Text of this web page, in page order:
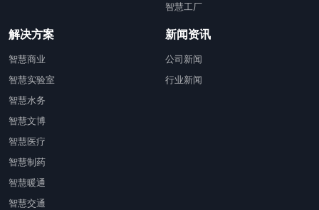
智慧工厂
解决方案
智慧商业
智慧实验室
智慧水务
智慧文博
智慧医疗
智慧制药
智慧暖通
智慧交通
新闻资讯
公司新闻
行业新闻